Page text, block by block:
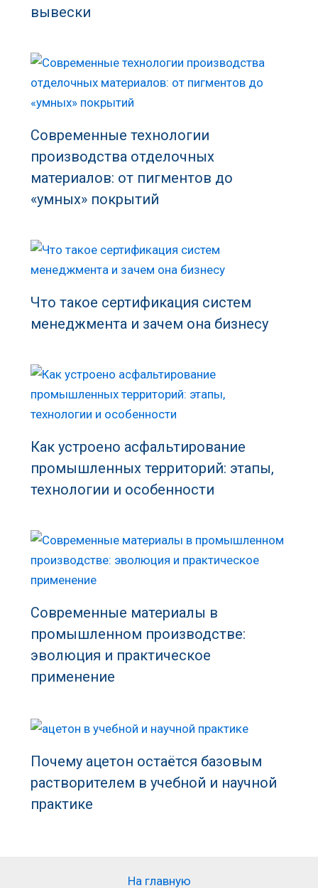
вывески
Современные технологии
производства отделочных
материалов: от пигментов до
«умных» покрытий
Что такое сертификация систем
менеджмента и зачем она бизнесу
Как устроено асфальтирование
промышленных территорий: этапы,
технологии и особенности
Современные материалы в
промышленном производстве:
эволюция и практическое
применение
Почему ацетон остаётся базовым
растворителем в учебной и научной
практике
На главную